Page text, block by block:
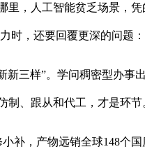
，人工智能贫乏场景，
，还要回覆更深的问题
样”。学问稠密型办事
、跟从和代工，才是环节
，产物远销全球148个